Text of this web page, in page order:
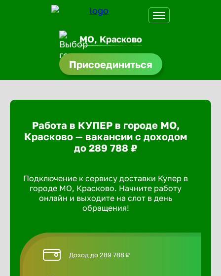
МО, Красково
Присоединиться
Работа в КУПЕР в городе МО,
Красково — вакансии с доходом
до 289 788 ₽
Подключение к сервису доставки Купер в
городе МО, Красково. Начните работу
онлайн и выходите на слот в день
обращения!
Доход до 289 788 ₽